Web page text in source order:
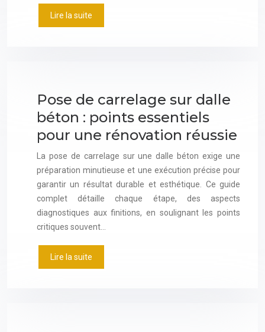
Lire la suite
Pose de carrelage sur dalle
béton : points essentiels
pour une rénovation réussie
La pose de carrelage sur une dalle béton exige une
préparation minutieuse et une exécution précise pour
garantir un résultat durable et esthétique. Ce guide
complet détaille chaque étape, des aspects
diagnostiques aux finitions, en soulignant les points
critiques souvent…
Lire la suite